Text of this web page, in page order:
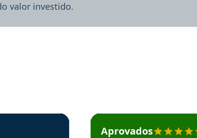
valor investido.
o Aprova Concursos em depoimento
Estudante Mário recomenda o
Aprovados